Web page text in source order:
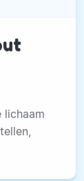
lichaam